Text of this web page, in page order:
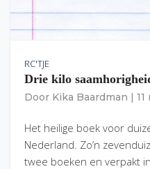
RC'TJE
Drie kilo
Door Kika Baardman
Het heilige boek voor
Nederland. Zo’n
twee boeken en verpakt